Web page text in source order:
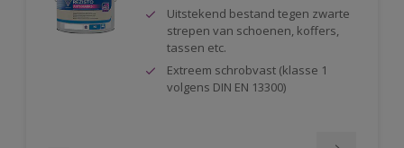
Uitstekend bestand tegen zwarte
strepen van schoenen, koffers,
tassen etc.
Extreem schrobvast (klasse 1
volgens DIN EN 13300)